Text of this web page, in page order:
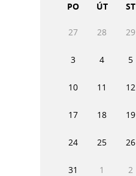
PO ÚT ST
27 28 29
3 4 5
10 11 12
17 18 19
24 25 26
31 1 2